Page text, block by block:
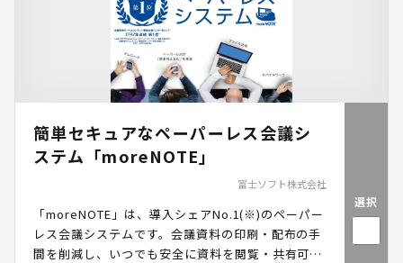
簡単セキュアなペーパーレス会議シ
ステム「moreNOTE」
富士ソフト株式会社
「moreNOTE」は、導入シェアNo.1(※)のペーパー
レス会議システムです。会議資料の印刷・配布の手
間を削減し、いつでも安全に資料を閲覧・共有可能
選択